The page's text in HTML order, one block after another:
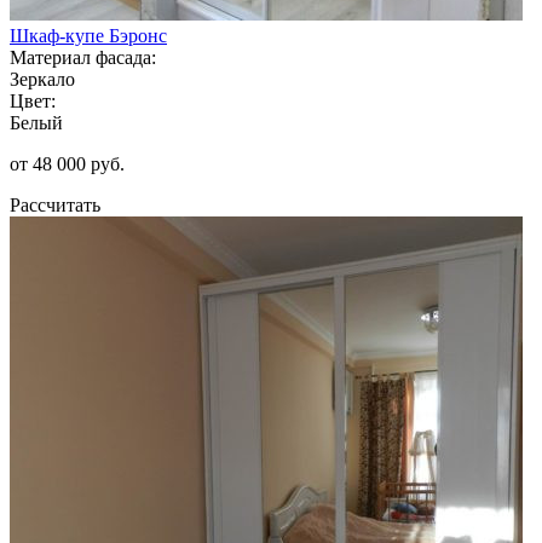
Шкаф-купе Бэронс
Материал фасада:
Зеркало
Цвет:
Белый
от 48 000 руб.
Рассчитать